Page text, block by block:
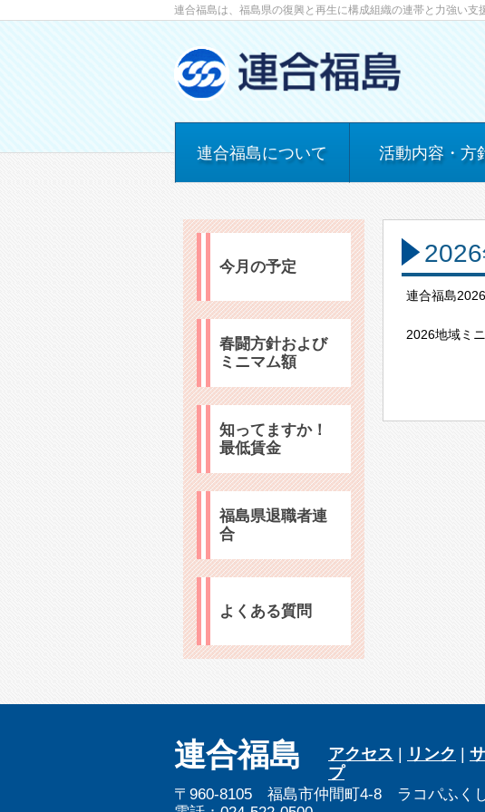
連合福島は、福島県の復興と再生に構成組織の連帯と力強い
連合福島について 活動内容・方
連合福島
2026地域
今月の予定
春闘方針および
ミニマム額
知ってますか！
最低賃金
福島県退職者連
合
よくある質問
連合福島
〒960-8105 福島市仲間町4-8 ラコパふく
アクセス リンク
プ